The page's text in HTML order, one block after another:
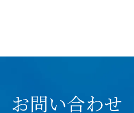
お問い合わせ